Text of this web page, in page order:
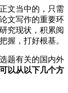
文当中的，只需
文写作的重要环
究现状，积累阅
握，打好根基。
题有关的国内外
可以从以下几个方